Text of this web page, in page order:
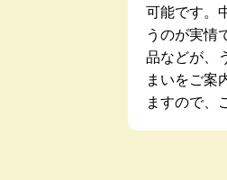
可能です。
うのが実情
品などが、
まいをご案
ますので、